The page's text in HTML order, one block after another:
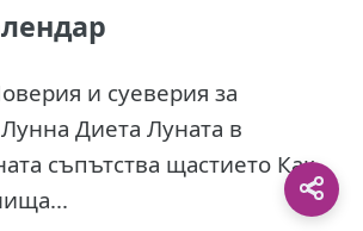
и суеверия за
Диета Луната в
съпътства щастието Как